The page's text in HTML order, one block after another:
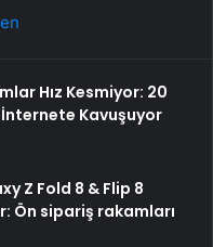
Hız Kesmiyor: 20
İnternete Kavuşuyor
Z Fold 8 & Flip 8
Ön sipariş rakamları